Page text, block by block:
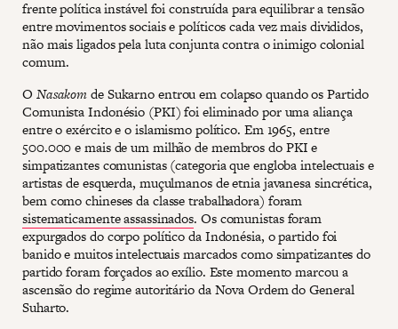
frente política instável foi construída para equilibrar a tensão
entre movimentos sociais e políticos cada vez mais divididos,
não mais ligados pela luta conjunta contra o inimigo colonial
comum.
O Nasakomde Sukarno entrou em colapso quando os Partido
Comunista Indonésio (PKI) foi eliminado por uma aliança
entre o exército e o islamismo político. Em 1965, entre
500.000 e mais de um milhão de membros do PKI e
simpatizantes comunistas (categoria que engloba intelectuais e
artistas de esquerda, muçulmanos de etnia javanesa sincrética,
bem como chineses da classe trabalhadora) foram
sistematicamente assassinados. Os comunistas foram
expurgados do corpo político da Indonésia, o partido foi
banido e muitos intelectuais marcados como simpatizantes do
partido foram forçados ao exílio. Este momento marcou a
ascensão do regime autoritário da Nova Ordem do General
Suharto.